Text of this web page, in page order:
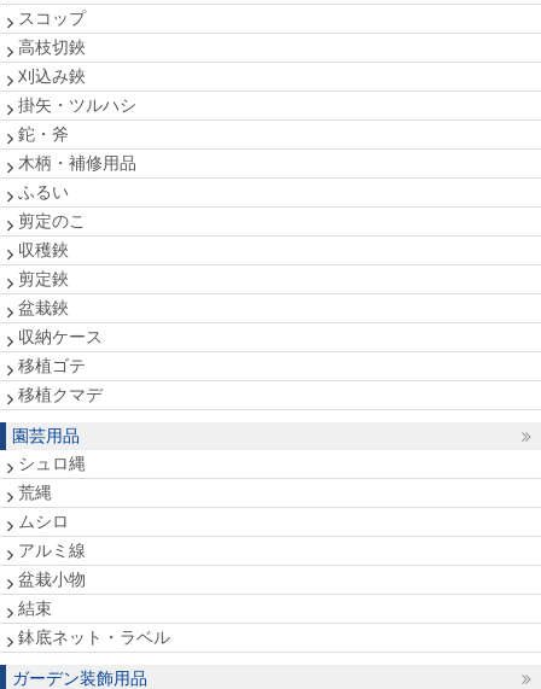
スコップ
高枝切鋏
刈込み鋏
掛矢・ツルハシ
鉈・斧
木柄・補修用品
ふるい
剪定のこ
収穫鋏
剪定鋏
盆栽鋏
収納ケース
移植ゴテ
移植クマデ
園芸用品
シュロ縄
荒縄
ムシロ
アルミ線
盆栽小物
結束
鉢底ネット・ラベル
ガーデン装飾用品